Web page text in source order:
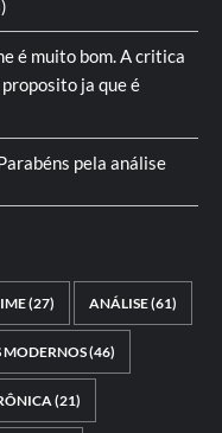
é muito bom. A critica
ja que é
pela análise
(27) ANÁLISE(61)
MODERNOS(46)
(21)